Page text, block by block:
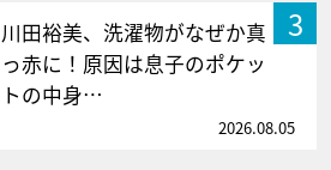
3
川田裕美、洗濯物がなぜか真
っ赤に！原因は息子のポケッ
トの中身…
2026.08.05